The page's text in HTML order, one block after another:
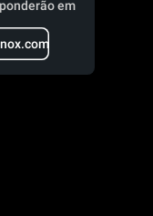
em